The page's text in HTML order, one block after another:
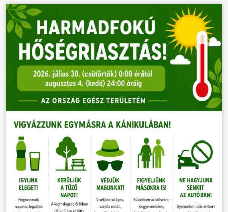
KÖZÖSSÉG
HÍREK
VÁLASZTÁSOK